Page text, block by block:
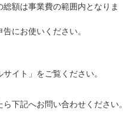
額は事業費の範囲内となりま
にお使いください。
イト」をご覧ください。
下記へお問い合わせください。